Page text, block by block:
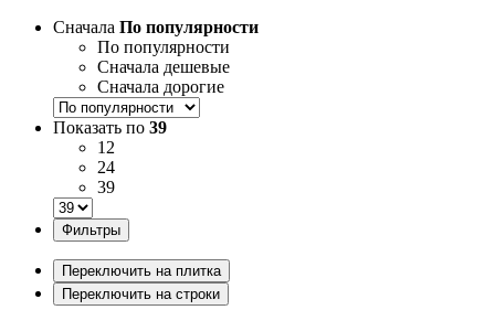
Сначала По популярности
По популярности
Сначала дешевые
Сначала дорогие
Показать по 39
12
24
39
Фильтры
Переключить на плитка
Переключить на строки